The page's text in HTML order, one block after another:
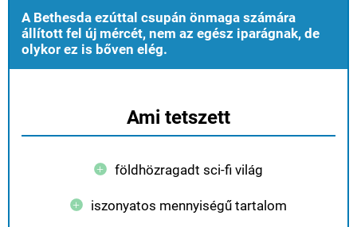
A Bethesda ezúttal csupán önmaga számára
állított fel új mércét, nem az egész iparágnak, de
olykor ez is bőven elég.
Ami tetszett
földhözragadt sci-fi világ
iszonyatos mennyiségű tartalom